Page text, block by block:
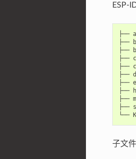
ESP-
├──
├──
├──
├──
├──
├──
├──
├──
├──
├──
子文